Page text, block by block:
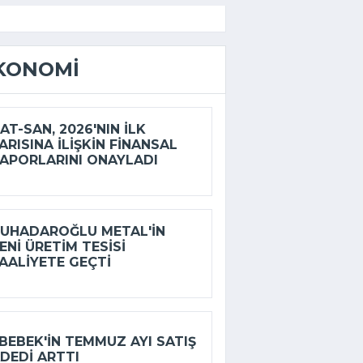
SAN, 2026'NIN ILK
ILIŞKIN FINANSAL
ONAYLADI
METAL'IN
ÜRETIM TESISI
GEÇTI
TEMMUZ AYI SATIŞ
ARTTI